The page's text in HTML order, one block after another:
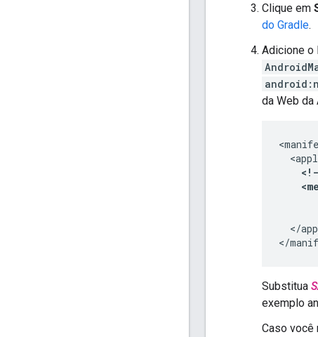
Clique em
do Gradle.
Adicione o
da Web da
</
Substitua
exemplo
Caso você